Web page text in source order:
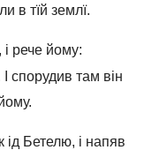
в тїй землї.
і рече йому:
спорудив там він
ід Бетелю, і напяв